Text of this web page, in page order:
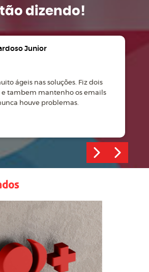
dizendo!
Junior
ágeis nas soluções. Fiz dois
e tambem mantenho os emails
houve problemas.